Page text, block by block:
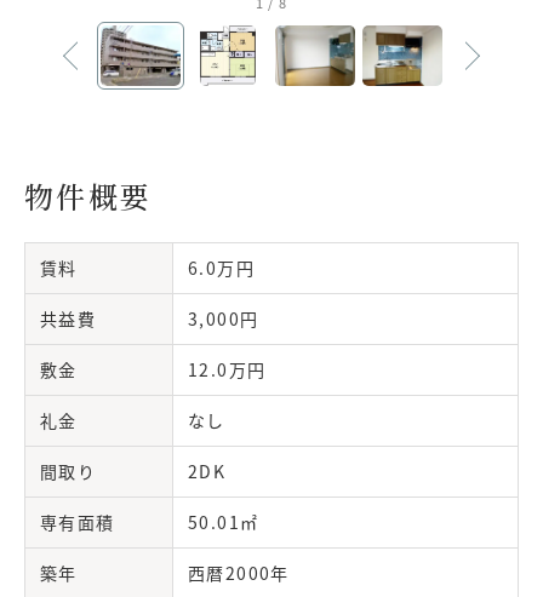
物件概要
賃料 6.0万円
共益費 3,000円
敷金 12.0万円
礼金 なし
間取り 2DK
専有面積 50.01㎡
築年 西暦2000年